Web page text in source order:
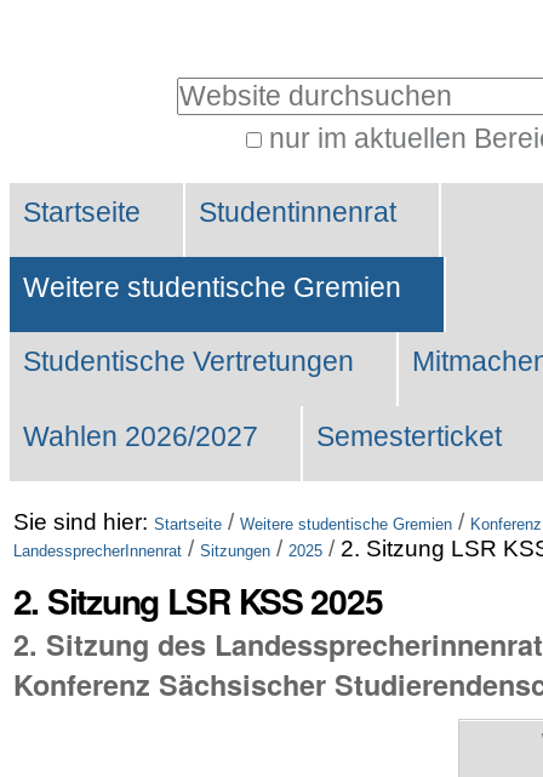
Website durchsuchen
nur im aktuellen
Suche…
Sektionen
Startseite Studentinnenrat
Weitere studentische Gremien
Studentische Vertretungen
Wahlen 2026/2027 Semesterticket
Sie sind hier: Startseite / Weitere studentische Gremien /
LandessprecherInnenrat / Sitzungen / 2025 / 2. Sitzung LSR
2. Sitzung LSR KSS 2025
2. Sitzung des
Konferenz Sächsischer